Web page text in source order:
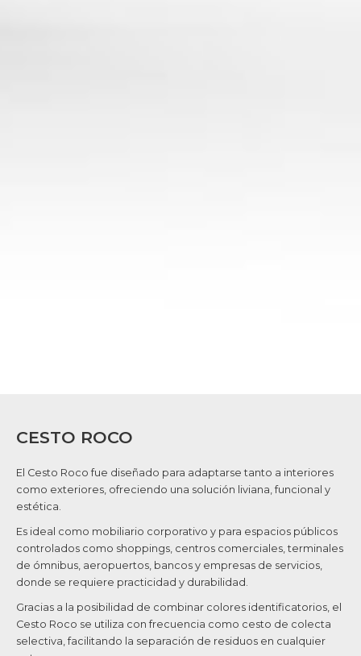
CESTO ROCO
El Cesto Roco fue diseñado para adaptarse tanto a interiores
como exteriores, ofreciendo una solución liviana, funcional y
estética.
Es ideal como mobiliario corporativo y para espacios públicos
controlados como shoppings, centros comerciales, terminales
de ómnibus, aeropuertos, bancos y empresas de servicios,
donde se requiere practicidad y durabilidad.
Gracias a la posibilidad de combinar colores identificatorios, el
Cesto Roco se utiliza con frecuencia como cesto de colecta
selectiva, facilitando la separación de residuos en cualquier